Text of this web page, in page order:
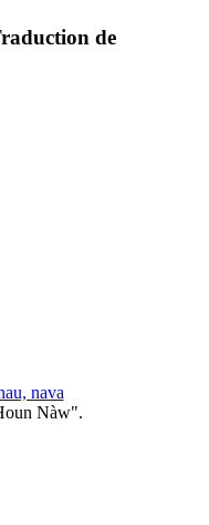
de
nava
Nàw".